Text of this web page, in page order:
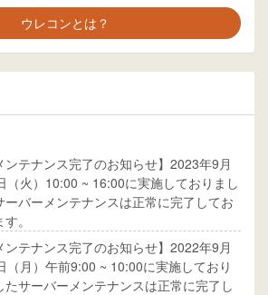
ウレコンとは？
ンテナンス完了のお知らせ】2023年9月
（火）10:00 ~ 16:00に実施しておりまし
ーバーメンテナンスは正常に完了してお
。
ンテナンス完了のお知らせ】2022年9月
（月）午前9:00 ~ 10:00に実施しており
たサーバーメンテナンスは正常に完了し